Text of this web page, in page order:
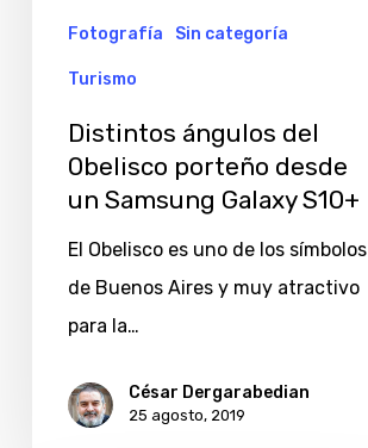
S10+
Fotografía Sin categoría
Turismo
Distintos ángulos del
Obelisco porteño desde
un Samsung Galaxy S10+
El Obelisco es uno de los símbolos
de Buenos Aires y muy atractivo
para la…
César Dergarabedian
25 agosto, 2019